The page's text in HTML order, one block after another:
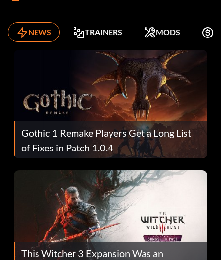
NEWS TRAINERS MODS
Gothic 1 Remake Players Get a Long List
of Fixes in Patch 1.0.4
This Witcher 3 Expansion Was an